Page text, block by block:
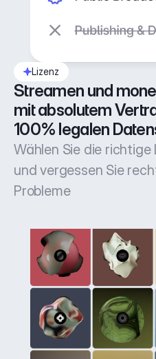
Lizenz
Streamen und
mit absolutem
100% legalen
Wählen Sie die richtige
und vergessen Sie
Probleme